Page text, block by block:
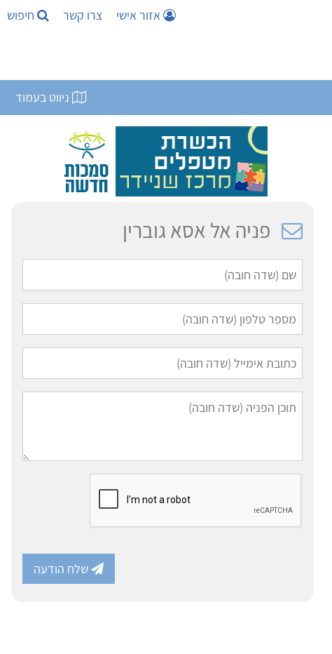
אזור אישי צרו קשר חיפוש
ניווט בעמוד
פניה אל אסא גוברין
שלח הודעה